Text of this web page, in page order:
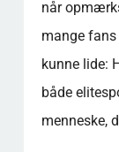
når
mange fans
kunne lide:
både
menneske,